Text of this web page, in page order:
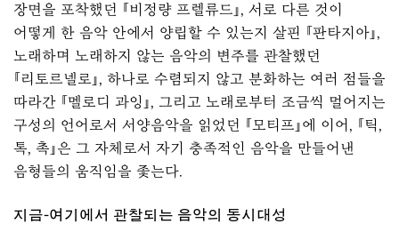
장면을 포착했던 『비정량 프렐류드』, 서로 다른 것이
어떻게 한 음악 안에서 양립할 수 있는지 살핀 『판타지아』,
노래하며 노래하지 않는 음악의 변주를 관찰했던
『리토르넬로』, 하나로 수렴되지 않고 분화하는 여러 점들을
따라간 『멜로디 과잉』, 그리고 노래로부터 조금씩 멀어지는
구성의 언어로서 서양음악을 읽었던 『모티프』에 이어, 『틱,
톡, 촉』은 그 자체로서 자기 충족적인 음악을 만들어낸
음형들의 움직임을 좇는다.
지금-여기에서 관찰되는 음악의 동시대성